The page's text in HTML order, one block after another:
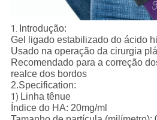
1.
Introdução:
Gel ligado estabilizado do ácido
Usado na operação da cirurgia
Recomendado para a correção
realce dos bordos
2.Specification:
1) Linha tênue
Índice do HA: 20mg/ml